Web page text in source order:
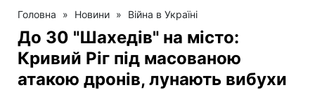
Головна » Новини » Війна в Україні
До 30 "Шахедів" на місто:
Кривий Ріг під масованою
атакою дронів, лунають вибухи